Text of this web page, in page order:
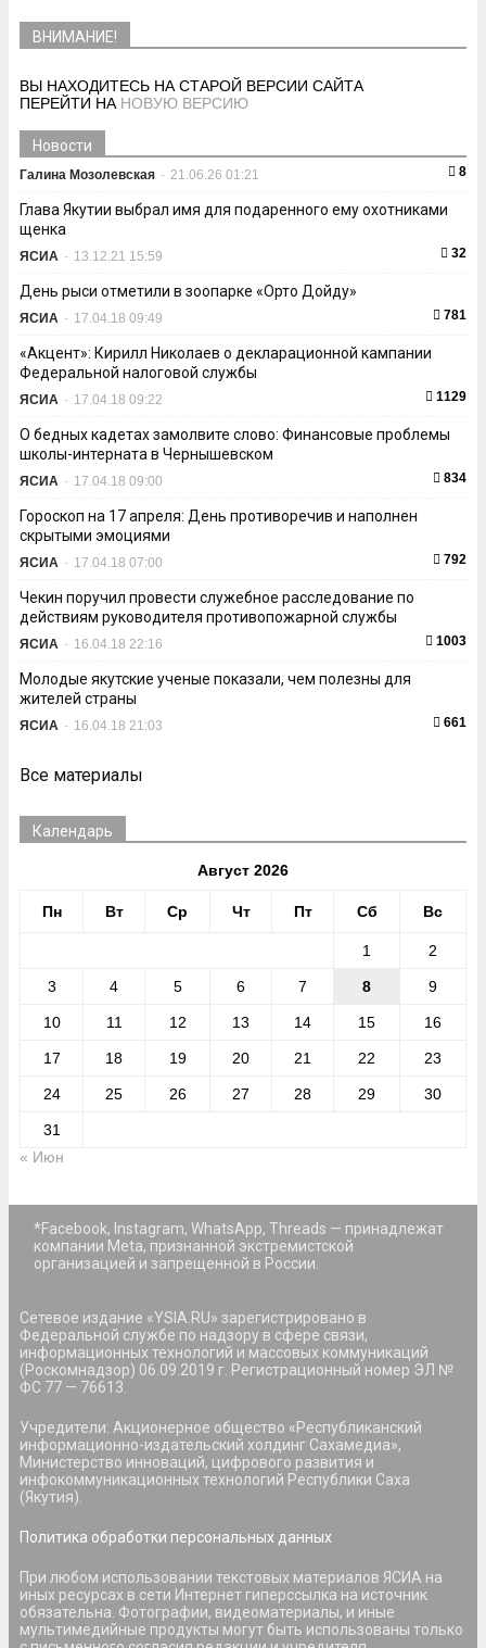
ВНИМАНИЕ!
ВЫ НАХОДИТЕСЬ НА СТАРОЙ ВЕРСИИ САЙТА
ПЕРЕЙТИ НА НОВУЮ ВЕРСИЮ
Новости
Галина Мозолевская - 21.06.26 01:21 8
Глава Якутии выбрал имя для подаренного ему охотниками
щенка
ЯСИА - 13.12.21 15:59 32
День рыси отметили в зоопарке «Орто Дойду»
ЯСИА - 17.04.18 09:49 781
«Акцент»: Кирилл Николаев о декларационной кампании
Федеральной налоговой службы
ЯСИА - 17.04.18 09:22 1129
О бедных кадетах замолвите слово: Финансовые проблемы
школы-интерната в Чернышевском
ЯСИА - 17.04.18 09:00 834
Гороскоп на 17 апреля: День противоречив и наполнен
скрытыми эмоциями
ЯСИА - 17.04.18 07:00 792
Чекин поручил провести служебное расследование по
действиям руководителя противопожарной службы
ЯСИА - 16.04.18 22:16 1003
Молодые якутские ученые показали, чем полезны для
жителей страны
ЯСИА - 16.04.18 21:03 661
Все материалы
Календарь
Август 2026
Пн Вт Ср Чт Пт Сб Вс
1 2
3 4 5 6 7 8 9
10 11 12 13 14 15 16
17 18 19 20 21 22 23
24 25 26 27 28 29 30
31
« Июн
*Facebook, Instagram, WhatsApp, Threads — принадлежат
компании Meta, признанной экстремистской
организацией и запрещенной в России.
Сетевое издание «YSIA.RU» зарегистрировано в
Федеральной службе по надзору в сфере связи,
информационных технологий и массовых коммуникаций
(Роскомнадзор) 06.09.2019 г. Регистрационный номер ЭЛ №
ФС 77 — 76613.
Учредители: Акционерное общество «Республиканский
информационно-издательский холдинг Сахамедиа»,
Министерство инноваций, цифрового развития и
инфокоммуникационных технологий Республики Саха
(Якутия).
Политика обработки персональных данных
При любом использовании текстовых материалов ЯСИА на
иных ресурсах в сети Интернет гиперссылка на источник
обязательна. Фотографии, видеоматериалы, и иные
мультимедийные продукты могут быть использованы только